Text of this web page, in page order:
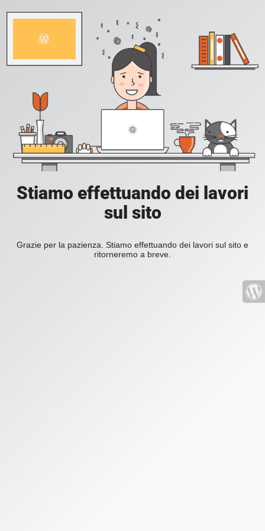
Stiamo effettuando dei lavori
sul sito
Grazie per la pazienza. Stiamo effettuando dei lavori sul sito e
ritorneremo a breve.